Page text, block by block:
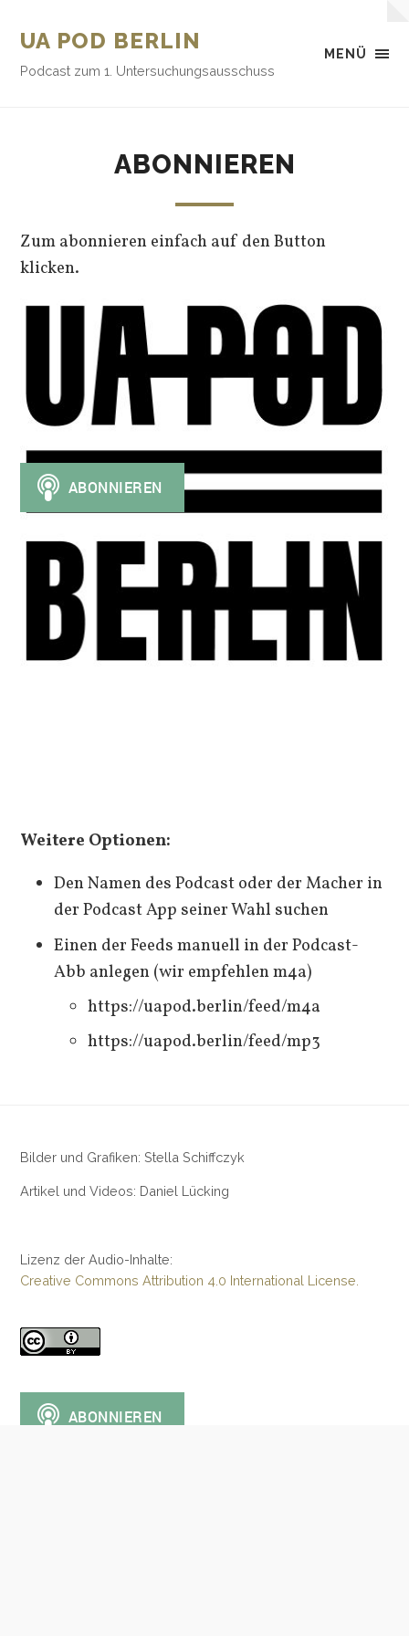
MENÜ
UA POD BERLIN
Podcast zum 1. Untersuchungsausschuss
ABONNIEREN
Zum abonnieren einfach auf den Button
klicken.
Weitere Optionen:
Den Namen des Podcast oder der Macher in
der Podcast App seiner Wahl suchen
Einen der Feeds manuell in der Podcast-
Abb anlegen (wir empfehlen m4a)
https://uapod.berlin/feed/m4a
https://uapod.berlin/feed/mp3
Bilder und Grafiken: Stella Schiffczyk
Artikel und Videos: Daniel Lücking
Lizenz der Audio-Inhalte:
Creative Commons Attribution 4.0 International License.